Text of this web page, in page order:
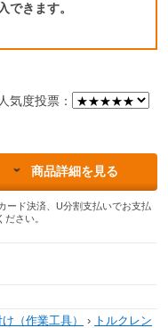
できます。
気度投票：
商品詳細を見る
ード決済、U分割支払いでお支払
ださい。
（作業工具） › トルクレン